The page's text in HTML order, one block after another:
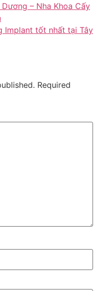
– Nha Khoa Cấy
Implant tốt nhất tại Tây
Required